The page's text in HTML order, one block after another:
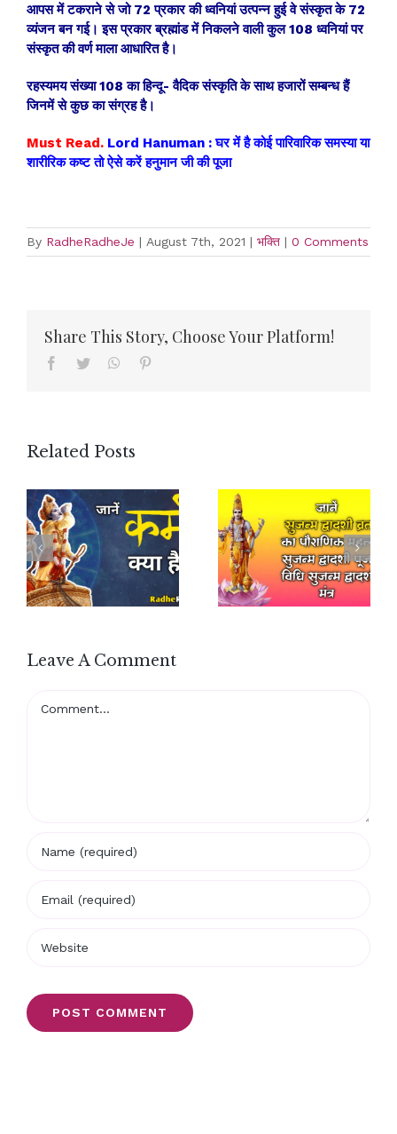
आपस में टकराने से जो 72 प्रकार की ध्वनियां उत्पन्न हुई वे संस्कृत के 72
व्यंजन बन गई। इस प्रकार ब्रह्मांड में निकलने वाली कुल 108 ध्वनियां पर
संस्कृत की वर्ण माला आधारित है।
रहस्यमय संख्या 108 का हिन्दू- वैदिक संस्कृति के साथ हजारों सम्बन्ध हैं
जिनमें से कुछ का संग्रह है।
Must Read. Lord Hanuman : घर में है कोई पारिवारिक समस्या या
शारीरिक कष्ट तो ऐसे करें हनुमान जी की पूजा
By RadheRadheJe | August 7th, 2021 | भक्ति | 0 Comments
Share This Story, Choose Your Platform!
Facebook
Twitter WhatsApp
Related Posts
Leave A Comment